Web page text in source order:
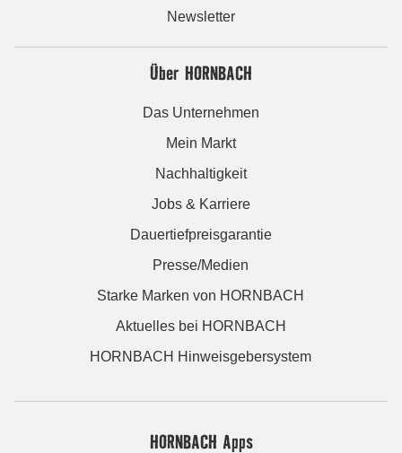
Newsletter
Über HORNBACH
Das Unternehmen
Mein Markt
Nachhaltigkeit
Jobs & Karriere
Dauertiefpreisgarantie
Presse/Medien
Starke Marken von HORNBACH
Aktuelles bei HORNBACH
HORNBACH Hinweisgebersystem
HORNBACH Apps